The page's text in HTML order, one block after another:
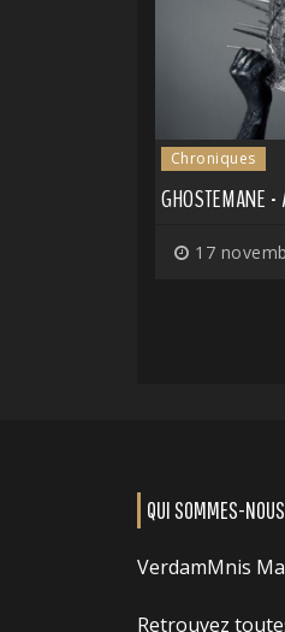
Chroniques
GHOSTEMANE -
17
QUI SOMMES-
VerdamMnis
Retrouvez